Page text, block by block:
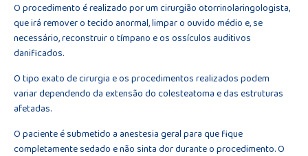
O procedimento é realizado por um cirurgião otorrinolaringologista,
que irá remover o tecido anormal, limpar o ouvido médio e, se
necessário, reconstruir o tímpano e os ossículos auditivos
danificados.
O tipo exato de cirurgia e os procedimentos realizados podem
variar dependendo da extensão do colesteatoma e das estruturas
afetadas.
O paciente é submetido a anestesia geral para que fique
completamente sedado e não sinta dor durante o procedimento. O